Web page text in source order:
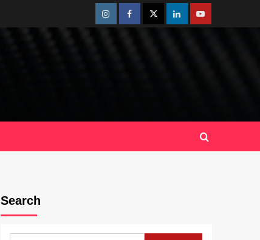
InstagramFacebookTwitterLinkedinYoutube
Search